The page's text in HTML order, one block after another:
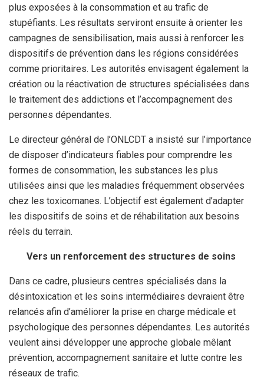
plus exposées à la consommation et au trafic de
stupéfiants. Les résultats serviront ensuite à orienter les
campagnes de sensibilisation, mais aussi à renforcer les
dispositifs de prévention dans les régions considérées
comme prioritaires. Les autorités envisagent également la
création ou la réactivation de structures spécialisées dans
le traitement des addictions et l’accompagnement des
personnes dépendantes.
Le directeur général de l’ONLCDT a insisté sur l’importance
de disposer d’indicateurs fiables pour comprendre les
formes de consommation, les substances les plus
utilisées ainsi que les maladies fréquemment observées
chez les toxicomanes. L’objectif est également d’adapter
les dispositifs de soins et de réhabilitation aux besoins
réels du terrain.
Vers un renforcement des structures de soins
Dans ce cadre, plusieurs centres spécialisés dans la
désintoxication et les soins intermédiaires devraient être
relancés afin d’améliorer la prise en charge médicale et
psychologique des personnes dépendantes. Les autorités
veulent ainsi développer une approche globale mêlant
prévention, accompagnement sanitaire et lutte contre les
réseaux de trafic.